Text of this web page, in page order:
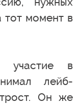
тот момент в
участие в
лейб-
Он же